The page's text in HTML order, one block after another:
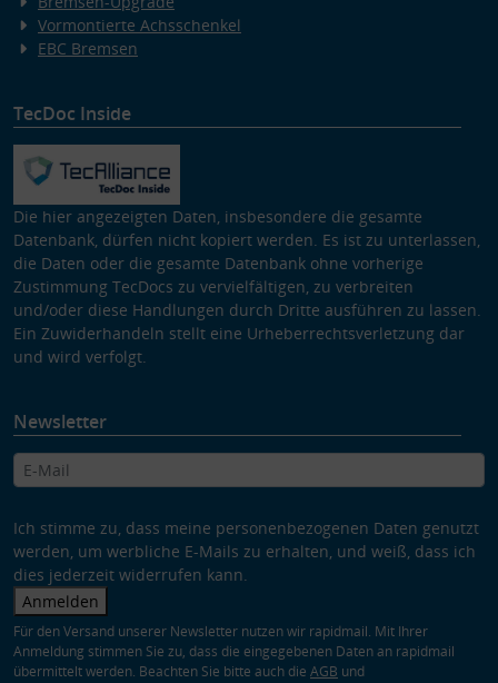
Vormontierte Achsschenkel
EBC Bremsen
TecDoc Inside
Die hier angezeigten Daten, insbesondere die gesamte
Datenbank, dürfen nicht kopiert werden. Es ist zu unterlassen,
die Daten oder die gesamte Datenbank ohne vorherige
Zustimmung TecDocs zu vervielfältigen, zu verbreiten
und/oder diese Handlungen durch Dritte ausführen zu lassen.
Ein Zuwiderhandeln stellt eine Urheberrechtsverletzung dar
und wird verfolgt.
Newsletter
Ich stimme zu, dass meine personenbezogenen Daten genutzt
werden, um werbliche E-Mails zu erhalten, und weiß, dass ich
dies jederzeit widerrufen kann.
Anmelden
Für den Versand unserer Newsletter nutzen wir rapidmail. Mit Ihrer
Anmeldung stimmen Sie zu, dass die eingegebenen Daten an rapidmail
übermittelt werden. Beachten Sie bitte auch die AGB und